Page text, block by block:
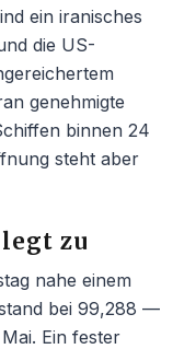
ein iranisches
die US-
genehmigte
binnen 24
steht aber
zu
nahe einem
bei 99,288 —
Ein fester